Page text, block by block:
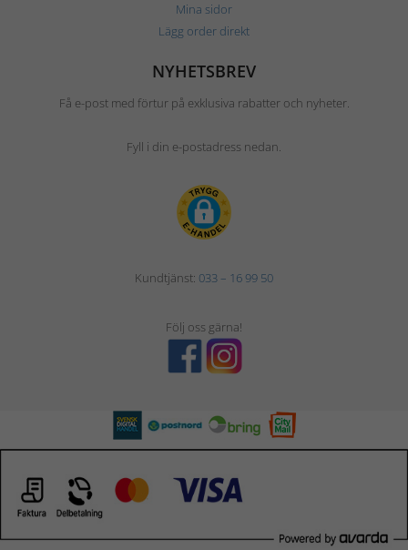
Mina sidor
Lägg order direkt
NYHETSBREV
Få e-post med förtur på exklusiva rabatter och nyheter.
Fyll i din e-postadress nedan.
Kundtjänst: 033 – 16 99 50
Följ oss gärna!